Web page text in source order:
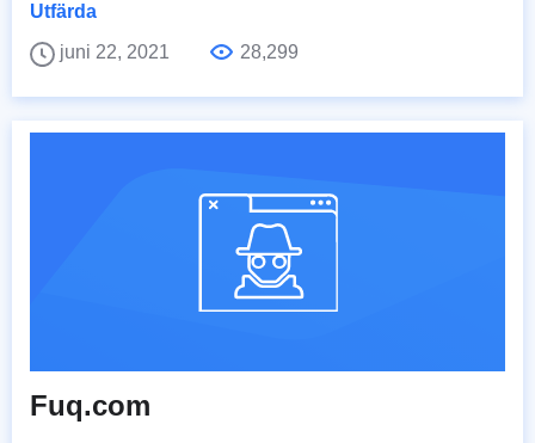
Utfärda
juni 22, 2021
28,299
Fuq.com